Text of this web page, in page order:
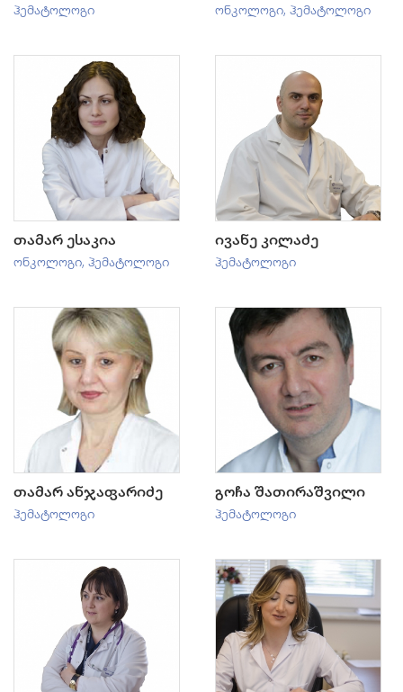
ჰემატოლოგი ონკოლოგი, ჰემატოლოგი
თამარ ესაკია
ონკოლოგი, ჰემატოლოგი
ივანე კილაძე
ჰემატოლოგი
თამარ ანჯაფარიძე
ჰემატოლოგი
გოჩა შათირაშვილი
ჰემატოლოგი